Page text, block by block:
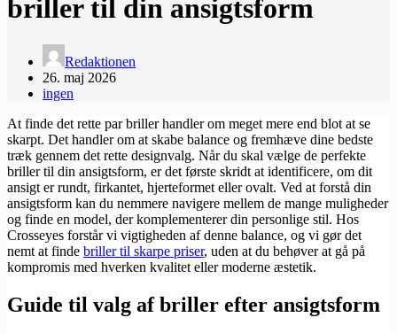
briller til din ansigtsform
Redaktionen
26. maj 2026
ingen
At finde det rette par briller handler om meget mere end blot at se
skarpt. Det handler om at skabe balance og fremhæve dine bedste
træk gennem det rette designvalg. Når du skal vælge de perfekte
briller til din ansigtsform, er det første skridt at identificere, om dit
ansigt er rundt, firkantet, hjerteformet eller ovalt. Ved at forstå din
ansigtsform kan du nemmere navigere mellem de mange muligheder
og finde en model, der komplementerer din personlige stil. Hos
Crosseyes forstår vi vigtigheden af denne balance, og vi gør det
nemt at finde briller til skarpe priser, uden at du behøver at gå på
kompromis med hverken kvalitet eller moderne æstetik.
Guide til valg af briller efter ansigtsform